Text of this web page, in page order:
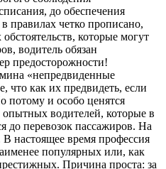
до обеспечения
правилах четко прописано,
которые могут
водитель обязан
предосторожности!
«непредвиденные
что как их предвидеть, если
потому и особо ценятся
водителей, которые в
до перевозок пассажиров. На
В настоящее время профессия
популярных или, как
Причина проста: за